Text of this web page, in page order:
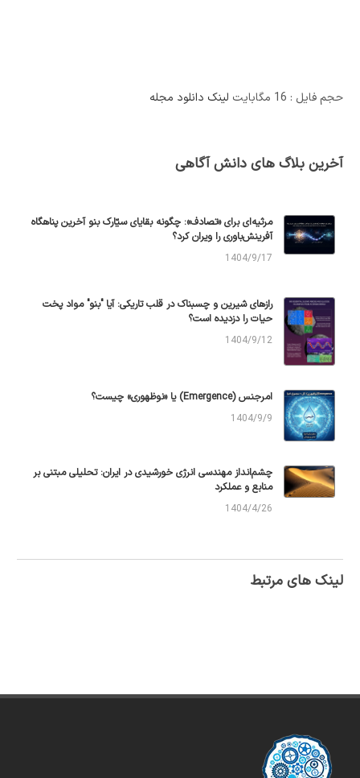
حجم فایل : 16 مگابایت لینک دانلود مجله
آخرین بلاگ های دانش آگاهی
مرثیه‌ای برای «تصادف»: چگونه بقایای سیّارک بنو آخرین پناهگاه
آفرینش‌باوری را ویران کرد؟
1404/9/17
رازهای شیرین و چسبناک در قلب تاریکی: آیا "بنو" مواد پخت
حیات را دزدیده است؟
1404/9/12
امرجنس (Emergence) یا «نوظهوری» چیست؟
1404/9/9
چشم‌انداز مهندسی انرژی خورشیدی در ایران: تحلیلی مبتنی بر
منابع و عملکرد
1404/4/26
لینک های مرتبط